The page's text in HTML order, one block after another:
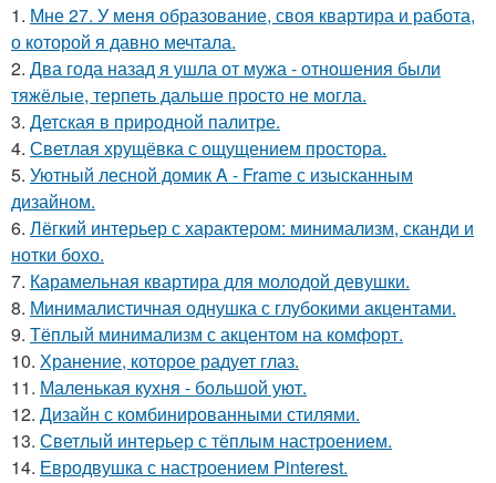
1. Мне 27. У меня образование, своя квартира и работа,
о которой я давно мечтала.
2. Два года назад я ушла от мужа - отношения были
тяжёлые, терпеть дальше просто не могла.
3. Детская в природной палитре.
4. Светлая хрущёвка с ощущением простора.
5. Уютный лесной домик A - Frame с изысканным
дизайном.
6. Лёгкий интерьер с характером: минимализм, сканди и
нотки бохо.
7. Карамельная квартира для молодой девушки.
8. Минималистичная однушка с глубокими акцентами.
9. Тёплый минимализм с акцентом на комфорт.
10. Хранение, которое радует глаз.
11. Маленькая кухня - большой уют.
12. Дизайн с комбинированными стилями.
13. Светлый интерьер с тёплым настроением.
14. Евродвушка с настроением Pinterest.